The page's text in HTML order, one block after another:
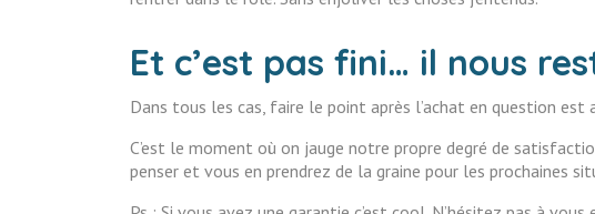
Et c’est pas fini… il nous
Dans tous les cas, faire le point après l’achat en question
C’est le moment où on jauge notre propre degré de
penser et vous en prendrez de la graine pour les prochaines